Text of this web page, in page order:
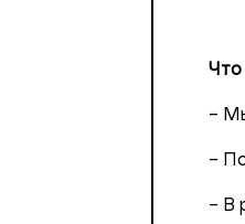
Что
-
-
- В